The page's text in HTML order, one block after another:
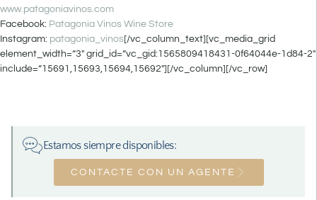
www.patagoniavinos.com
Facebook: Patagonia Vinos Wine Store
Instagram: patagonia_vinos[/vc_column_text][vc_media_grid
element_width=”3″ grid_id=”vc_gid:1565809418431-0f64044e-1d84-2″
include=”15691,15693,15694,15692″][/vc_column][/vc_row]
Estamos siempre disponibles:
CONTACTE CON UN AGENTE